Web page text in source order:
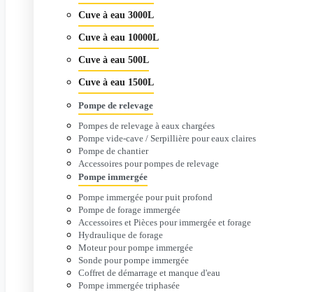
Cuve à eau 3000L
Cuve à eau 10000L
Cuve à eau 500L
Cuve à eau 1500L
Pompe de relevage
Pompes de relevage à eaux chargées
Pompe vide-cave / Serpillière pour eaux claires
Pompe de chantier
Accessoires pour pompes de relevage
Pompe immergée
Pompe immergée pour puit profond
Pompe de forage immergée
Accessoires et Pièces pour immergée et forage
Hydraulique de forage
Moteur pour pompe immergée
Sonde pour pompe immergée
Coffret de démarrage et manque d'eau
Pompe immergée triphasée